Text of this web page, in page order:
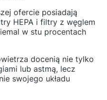
ofercie posiadają
HEPA i filtry z węglem
w stu procentach
docenią nie tylko
lub astmą, lecz
swojego układu